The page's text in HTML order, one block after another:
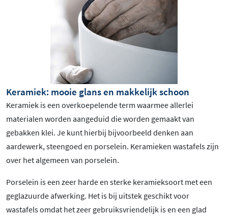
Keramiek: mooie glans en makkelijk schoon
Keramiek is een overkoepelende term waarmee allerlei
materialen worden aangeduid die worden gemaakt van
gebakken klei. Je kunt hierbij bijvoorbeeld denken aan
aardewerk, steengoed en porselein. Keramieken wastafels zijn
over het algemeen van porselein.
Porselein is een zeer harde en sterke keramieksoort met een
geglazuurde afwerking. Het is bij uitstek geschikt voor
wastafels omdat het zeer gebruiksvriendelijk is en een glad